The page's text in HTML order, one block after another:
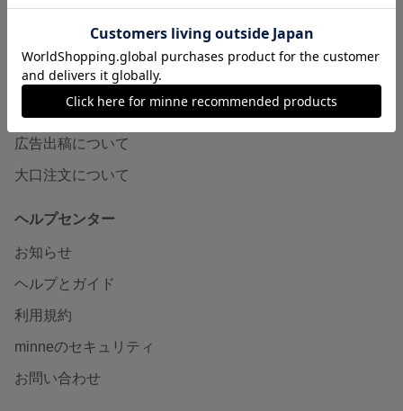
minneの本
企業の方へ
広告出稿について
大口注文について
ヘルプセンター
お知らせ
ヘルプとガイド
利用規約
minneのセキュリティ
お問い合わせ